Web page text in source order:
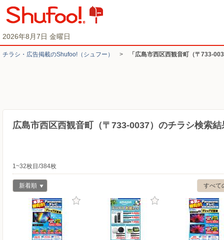
2026年8月7日 金曜日
チラシ・​広告掲載の​Shufoo!​（シュフー） > 「広島市西区西観音町（〒733-
広島市西区西観音町（〒733-0037）のチラシ検索結
1~32枚目/384枚
すべて
新着順